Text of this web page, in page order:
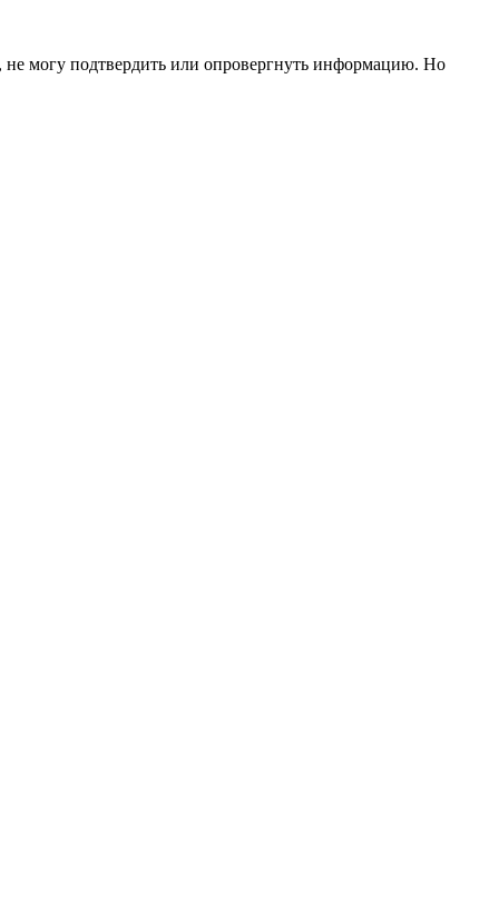
не могу подтвердить или опровергнуть информацию. Но